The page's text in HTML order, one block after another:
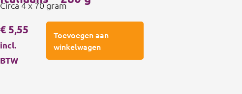
€5,55
incl.
BTW
Toevoegen aan
winkelwagen
Circa 4 x 70 gram